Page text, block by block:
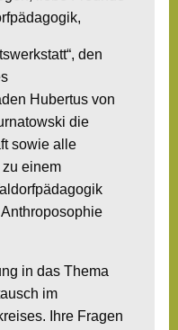
den
Hubertus von
die
sowie alle
einem
in das Thema
im
Ihre Fragen